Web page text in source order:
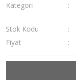
Kategori
Stok Kodu
Fiyat